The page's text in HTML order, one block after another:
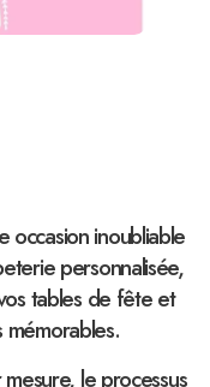
occasion inoubliable
personnalisée,
tables de fête et
le processus